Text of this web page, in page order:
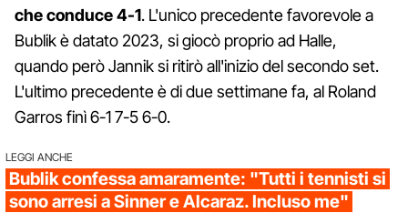
che conduce 4-1. L'unico precedente favorevole a
Bublik è datato 2023, si giocò proprio ad Halle,
quando però Jannik si ritirò all'inizio del secondo set.
L'ultimo precedente è di due settimane fa, al Roland
Garros finì 6-1 7-5 6-0.
LEGGI ANCHE
Bublik confessa amaramente: "Tutti i tennisti si
sono arresi a Sinner e Alcaraz. Incluso me"